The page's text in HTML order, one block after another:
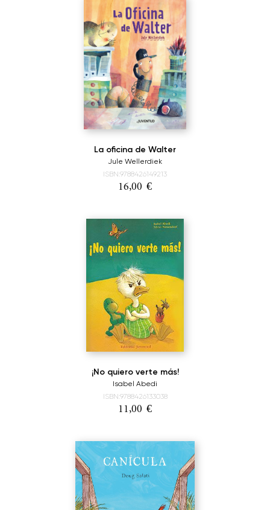
La oficina de Walter
Jule Wellerdiek
ISBN:9788426149213
16,00 €
¡No quiero verte más!
Isabel Abedi
ISBN:9788426133038
11,00 €